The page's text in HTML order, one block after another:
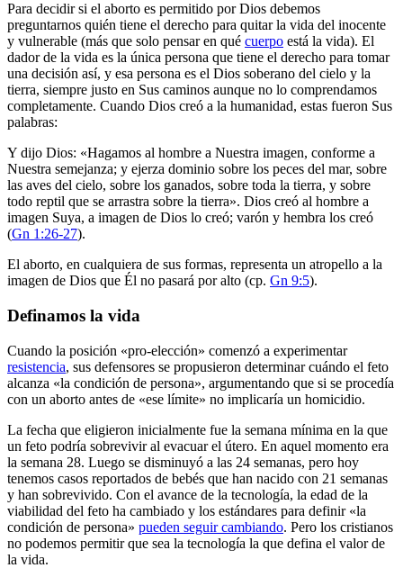
Para decidir si el aborto es permitido por Dios debemos
preguntarnos quién tiene el derecho para quitar la vida del inocente
y vulnerable (más que solo pensar en qué cuerpo está la vida). El
dador de la vida es la única persona que tiene el derecho para tomar
una decisión así, y esa persona es el Dios soberano del cielo y la
tierra, siempre justo en Sus caminos aunque no lo comprendamos
completamente. Cuando Dios creó a la humanidad, estas fueron Sus
palabras:
Y dijo Dios: «Hagamos al hombre a Nuestra imagen, conforme a
Nuestra semejanza; y ejerza dominio sobre los peces del mar, sobre
las aves del cielo, sobre los ganados, sobre toda la tierra, y sobre
todo reptil que se arrastra sobre la tierra». Dios creó al hombre a
imagen Suya, a imagen de Dios lo creó; varón y hembra los creó
(Gn 1:26-27).
El aborto, en cualquiera de sus formas, representa un atropello a la
imagen de Dios que Él no pasará por alto (cp. Gn 9:5).
Definamos la vida
Cuando la posición «pro-elección» comenzó a experimentar
resistencia, sus defensores se propusieron determinar cuándo el feto
alcanza «la condición de persona», argumentando que si se procedía
con un aborto antes de «ese límite» no implicaría un homicidio.
La fecha que eligieron inicialmente fue la semana mínima en la que
un feto podría sobrevivir al evacuar el útero. En aquel momento era
la semana 28. Luego se disminuyó a las 24 semanas, pero hoy
tenemos casos reportados de bebés que han nacido con 21 semanas
y han sobrevivido. Con el avance de la tecnología, la edad de la
viabilidad del feto ha cambiado y los estándares para definir «la
condición de persona» pueden seguir cambiando. Pero los cristianos
no podemos permitir que sea la tecnología la que defina el valor de
la vida.